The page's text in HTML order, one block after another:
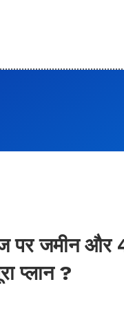
पर जमीन
प्लान ?